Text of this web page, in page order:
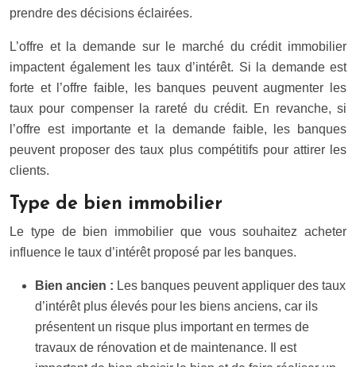
prendre des décisions éclairées.
L’offre et la demande sur le marché du crédit immobilier
impactent également les taux d’intérêt. Si la demande est
forte et l’offre faible, les banques peuvent augmenter les
taux pour compenser la rareté du crédit. En revanche, si
l’offre est importante et la demande faible, les banques
peuvent proposer des taux plus compétitifs pour attirer les
clients.
Type de bien immobilier
Le type de bien immobilier que vous souhaitez acheter
influence le taux d’intérêt proposé par les banques.
Bien ancien : Les banques peuvent appliquer des taux
d’intérêt plus élevés pour les biens anciens, car ils
présentent un risque plus important en termes de
travaux de rénovation et de maintenance. Il est